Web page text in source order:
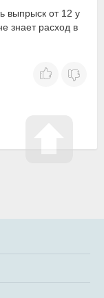
выпрыск от 12 у
знает расход в